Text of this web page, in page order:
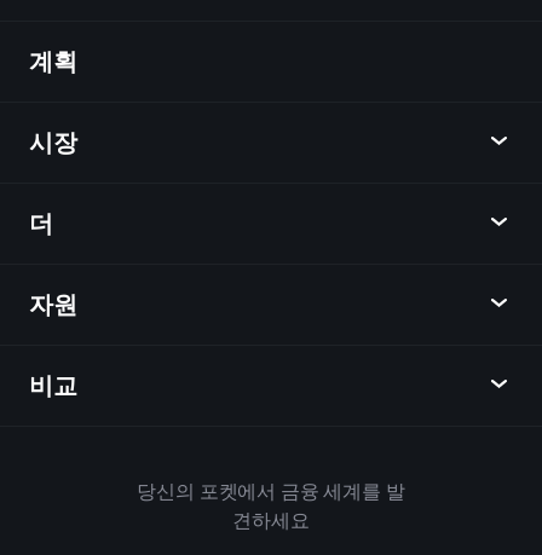
발견
차트
뉴스
학습 허브
메신저
계획
시장
개요
외환
지수
더
제휴사가 되다
회사
Playtrade 소개
자원
도움말 센터
비교
당신의 포켓에서 금융 세계를 발
견하세요